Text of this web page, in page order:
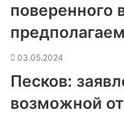
поверенного
03.05.2024
Песков:
возможной